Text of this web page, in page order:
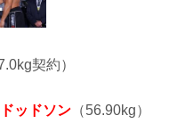
契約）
ッドソン （56.90kg）